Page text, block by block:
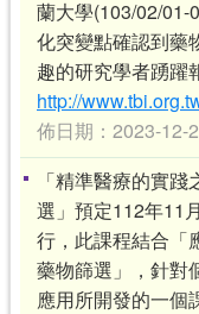
蘭大學(103/02/01-
化突變點確認到藥
趣的研究學者踴躍
http://
佈日期：2023-12-
「精準醫療的實
選」預定112年11
行，此課程結合「
藥物篩選」，針對
應用所開發的一個